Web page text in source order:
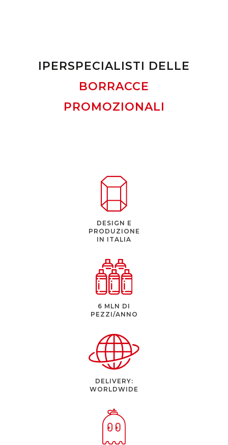
IPERSPECIALISTI DELLE
BORRACCE
PROMOZIONALI
DESIGN E
PRODUZIONE
IN ITALIA
6 MLN DI
PEZZI/ANNO
DELIVERY:
WORLDWIDE